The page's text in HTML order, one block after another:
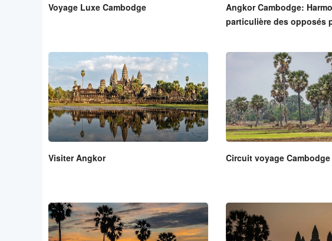
Voyage Luxe Cambodge
Angkor Cambodge:
particulière des opposés
Visiter Angkor Circuit voyage Cambodge